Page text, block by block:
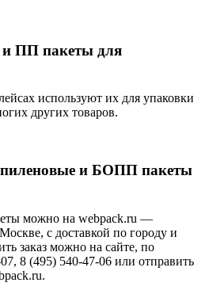
ПП пакеты для
используют их для упаковки
других товаров.
и БОПП пакеты
можно на webpack.ru —
с доставкой по городу и
заказ можно на сайте, по
8 (495) 540-47-06 или отправить